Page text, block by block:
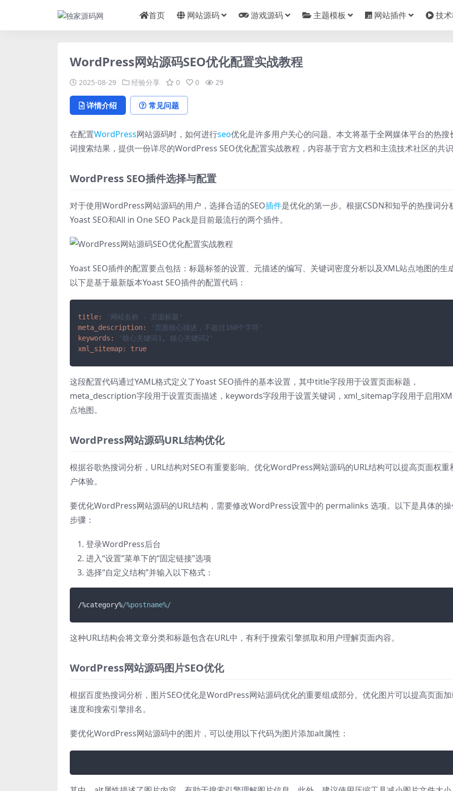
首页 网站源码 游戏源码 主题模板 网站插件 技
WordPress网站源码SEO优化配置实战教程
2025-08-29 经验分享 0 0 29
详情介绍 常见问题
在配置WordPress网站源码时，如何进行seo优化是许多用户关心的问题。本文将基于全网媒体平台的热搜
词搜索结果，提供一份详尽的WordPress SEO优化配置实战教程，内容基于官方文档和主流技术社区的共
WordPress SEO插件选择与配置
对于使用WordPress网站源码的用户，选择合适的SEO插件是优化的第一步。根据CSDN和知乎的热搜词分
Yoast SEO和All in One SEO Pack是目前最流行的两个插件。
Yoast SEO插件的配置要点包括：标题标签的设置、元描述的编写、关键词密度分析以及XML站点地图的生
以下是基于最新版本Yoast SEO插件的配置代码：
title:
'网站名称 - 页面标题'
meta_description:
'页面核心描述，不超过160个字符'
keywords:
'核心关键词1, 核心关键词2'
xml_sitemap:
true
这段配置代码通过YAML格式定义了Yoast SEO插件的基本设置，其中title字段用于设置页面标题，
meta_description字段用于设置页面描述，keywords字段用于设置关键词，xml_sitemap字段用于启用
点地图。
WordPress网站源码URL结构优化
根据谷歌热搜词分析，URL结构对SEO有重要影响。优化WordPress网站源码的URL结构可以提高页面权重
户体验。
要优化WordPress网站源码的URL结构，需要修改WordPress设置中的 permalinks 选项。以下是具体的
步骤：
登录WordPress后台
进入“设置”菜单下的“固定链接”选项
选择“自定义结构”并输入以下格式：
/%category%/%postname%/
这种URL结构会将文章分类和标题包含在URL中，有利于搜索引擎抓取和用户理解页面内容。
WordPress网站源码图片SEO优化
根据百度热搜词分析，图片SEO优化是WordPress网站源码优化的重要组成部分。优化图片可以提高页面
速度和搜索引擎排名。
要优化WordPress网站源码中的图片，可以使用以下代码为图片添加alt属性：